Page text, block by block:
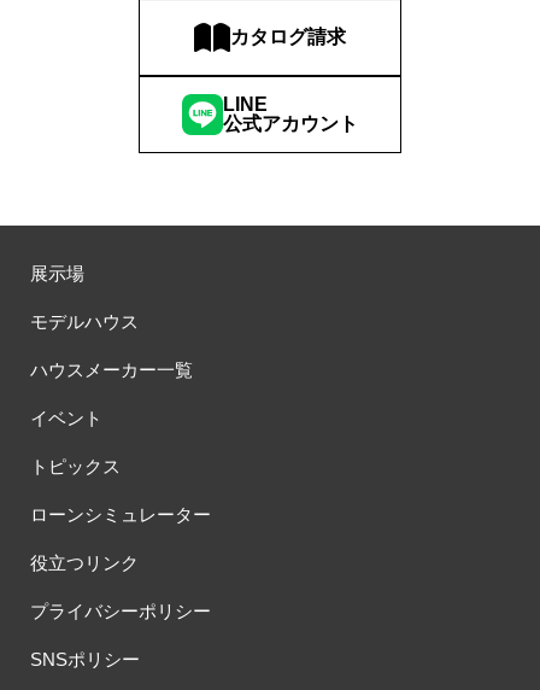
カタログ請求
LINE
公式アカウント
展示場
モデルハウス
ハウスメーカー一覧
イベント
トピックス
ローンシミュレーター
役立つリンク
プライバシーポリシー
SNSポリシー